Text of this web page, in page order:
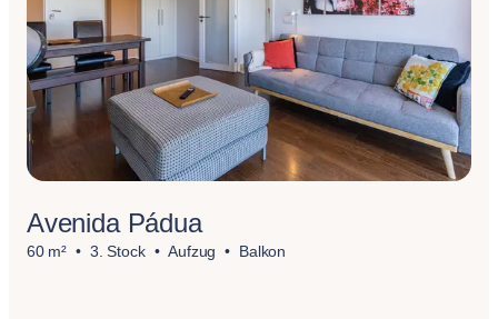
Avenida Pádua
60 m² 3. Stock Aufzug Balkon